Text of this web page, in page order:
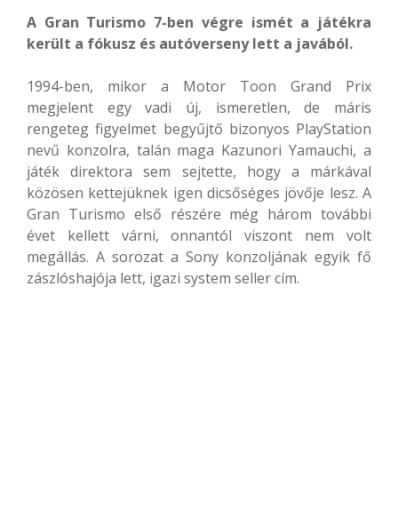
A Gran Turismo 7-ben végre ismét a játékra
került a fókusz és autóverseny lett a javából.
1994-ben, mikor a Motor Toon Grand Prix
megjelent egy vadi új, ismeretlen, de máris
rengeteg figyelmet begyűjtő bizonyos PlayStation
nevű konzolra, talán maga Kazunori Yamauchi, a
játék direktora sem sejtette, hogy a márkával
közösen kettejüknek igen dicsőséges jövője lesz. A
Gran Turismo első részére még három további
évet kellett várni, onnantól viszont nem volt
megállás. A sorozat a Sony konzoljának egyik fő
zászlóshajója lett, igazi system seller cím.